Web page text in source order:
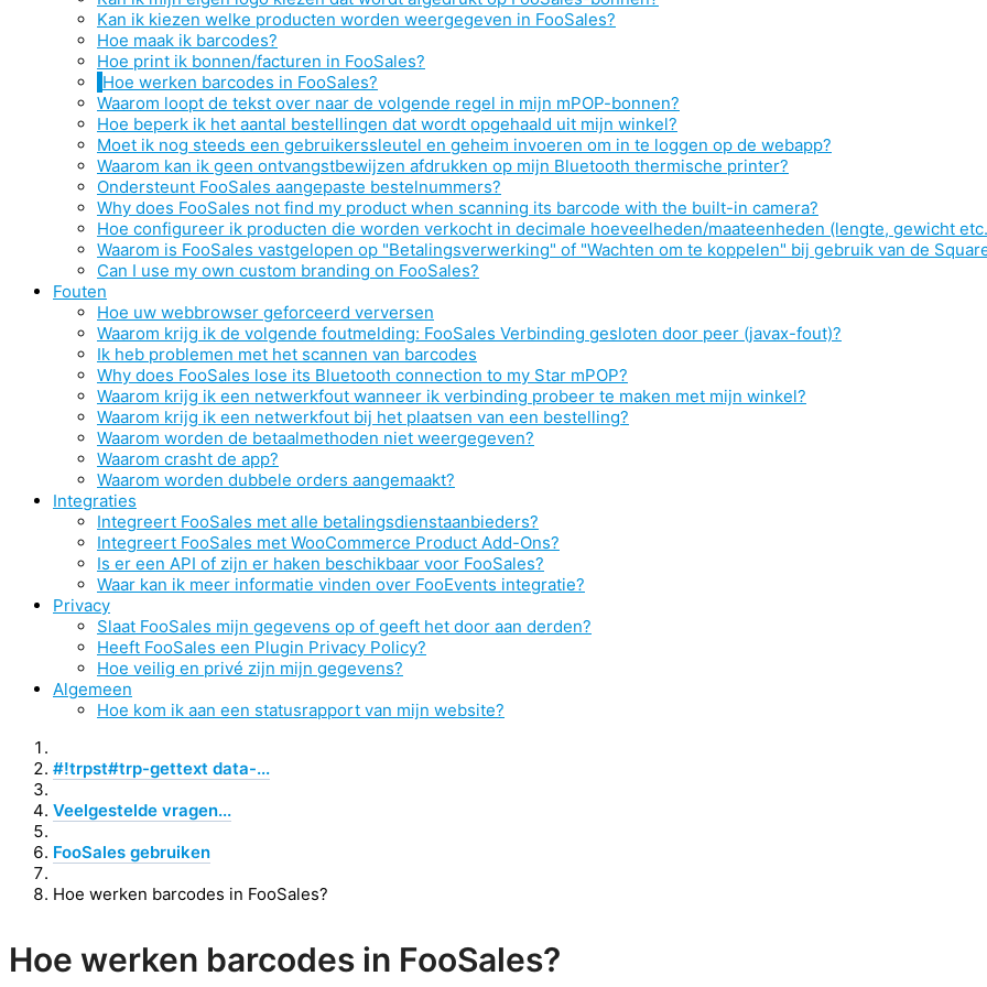
Kan ik kiezen welke producten worden weergegeven in FooSales?
Hoe maak ik barcodes?
Hoe print ik bonnen/facturen in FooSales?
Hoe werken barcodes in FooSales?
Waarom loopt de tekst over naar de volgende regel in mijn mPOP-bonnen?
Hoe beperk ik het aantal bestellingen dat wordt opgehaald uit mijn winkel?
Moet ik nog steeds een gebruikerssleutel en geheim invoeren om in te loggen op de webapp?
Waarom kan ik geen ontvangstbewijzen afdrukken op mijn Bluetooth thermische printer?
Ondersteunt FooSales aangepaste bestelnummers?
Why does FooSales not find my product when scanning its barcode with the built-in camera?
Hoe configureer ik producten die worden verkocht in decimale hoeveelheden/maateenheden (lengte, gewicht
Waarom is FooSales vastgelopen op "Betalingsverwerking" of "Wachten om te koppelen" bij gebruik van de
Can I use my own custom branding on FooSales?
Fouten
Hoe uw webbrowser geforceerd verversen
Waarom krijg ik de volgende foutmelding: FooSales Verbinding gesloten door peer (javax-fout)?
Ik heb problemen met het scannen van barcodes
Why does FooSales lose its Bluetooth connection to my Star mPOP?
Waarom krijg ik een netwerkfout wanneer ik verbinding probeer te maken met mijn winkel?
Waarom krijg ik een netwerkfout bij het plaatsen van een bestelling?
Waarom worden de betaalmethoden niet weergegeven?
Waarom crasht de app?
Waarom worden dubbele orders aangemaakt?
Integraties
Integreert FooSales met alle betalingsdienstaanbieders?
Integreert FooSales met WooCommerce Product Add-Ons?
Is er een API of zijn er haken beschikbaar voor FooSales?
Waar kan ik meer informatie vinden over FooEvents integratie?
Privacy
Slaat FooSales mijn gegevens op of geeft het door aan derden?
Heeft FooSales een Plugin Privacy Policy?
Hoe veilig en privé zijn mijn gegevens?
Algemeen
Hoe kom ik aan een statusrapport van mijn website?
#!trpst#trp-gettext data-...
Veelgestelde vragen...
FooSales gebruiken
Hoe werken barcodes in FooSales?
Hoe werken barcodes in FooSales?